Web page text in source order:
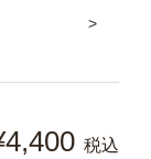
4,400 税込